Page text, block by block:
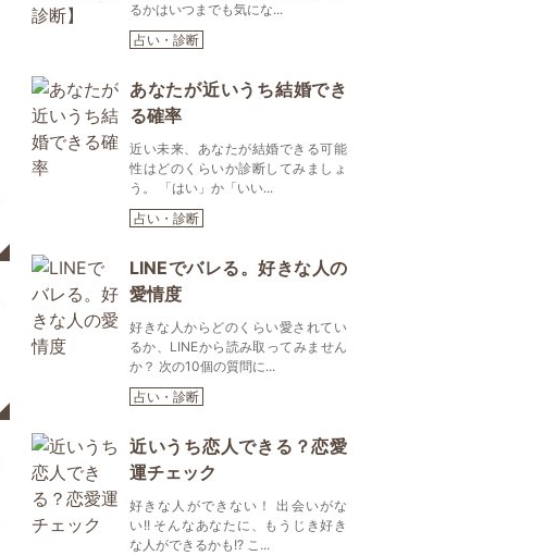
るかはいつまでも気にな...
占い・診断
あなたが近いうち結婚でき
る確率
近い未来、あなたが結婚できる可能
性はどのくらいか診断してみましょ
う。 「はい」か「いい...
占い・診断
LINEでバレる。好きな人の
愛情度
好きな人からどのくらい愛されてい
るか、LINEから読み取ってみません
か？ 次の10個の質問に...
占い・診断
近いうち恋人できる？恋愛
運チェック
好きな人ができない！ 出会いがな
い!! そんなあなたに、もうじき好き
な人ができるかも!? こ...